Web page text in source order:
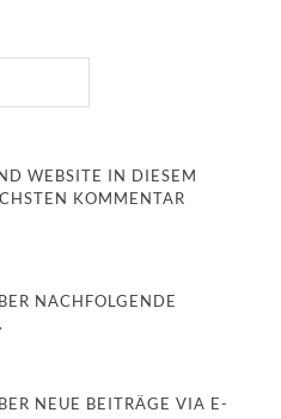
WEBSITE IN DIESEM
KOMMENTAR
NACHFOLGENDE
NEUE BEITRÄGE VIA E-